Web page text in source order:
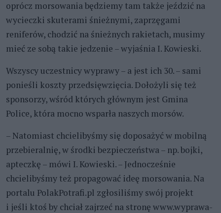
oprócz morsowania będziemy tam także jeździć na
wycieczki skuterami śnieżnymi, zaprzęgami
reniferów, chodzić na śnieżnych rakietach, musimy
mieć ze sobą takie jedzenie – wyjaśnia I. Kowieski.
Wszyscy uczestnicy wyprawy – a jest ich 30. – sami
ponieśli koszty przedsięwzięcia. Dołożyli się też
sponsorzy, wśród których głównym jest Gmina
Police, która mocno wsparła naszych morsów.
– Natomiast chcielibyśmy się doposażyć w mobilną
przebieralnię, w środki bezpieczeństwa – np. bojki,
apteczkę – mówi I. Kowieski. – Jednocześnie
chcielibyśmy też propagować ideę morsowania. Na
portalu PolakPotrafi.pl zgłosiliśmy swój projekt
i jeśli ktoś by chciał zajrzeć na stronę www.wyprawa-